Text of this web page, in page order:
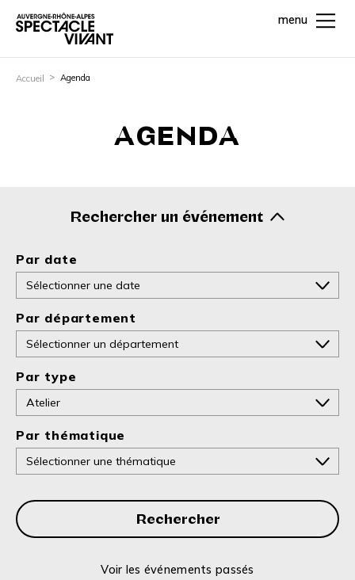
menu
Accueil Agenda
AGENDA
Rechercher un événement
Par date
Par département
Par type
Par thématique
Rechercher
Voir les événements passés